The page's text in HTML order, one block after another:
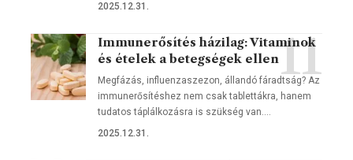
2025.12.31.
Immunerősítés házilag: Vitaminok
és ételek a betegségek ellen
Megfázás, influenzaszezon, állandó fáradtság? Az
immunerősítéshez nem csak tablettákra, hanem
tudatos táplálkozásra is szükség van.…
2025.12.31.